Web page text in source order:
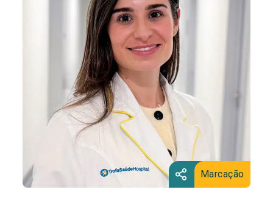
Marcação